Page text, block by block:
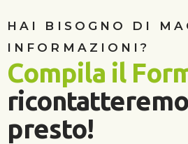
HAI BISOGNO DI
INFORMAZIONI?
Compila il
presto!